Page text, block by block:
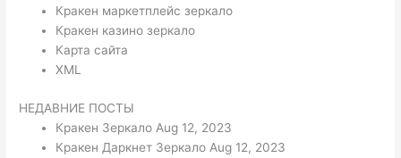
Кракен маркетплейс зеркало
Кракен казино зеркало
Карта сайта
XML
НЕДАВНИЕ ПОСТЫ
Кракен Зеркало Aug 12, 2023
Кракен Даркнет Зеркало Aug 12, 2023